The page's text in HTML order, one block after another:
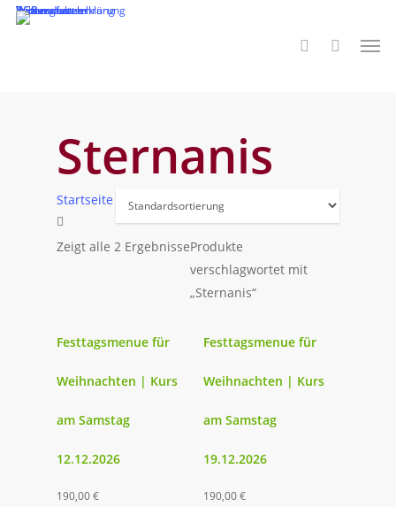
SkipDatenschutzerklärung
Impressum
AGB
Widerrufsbelehrung
Zahlungsarten
Versandarten
search
Sternanis
Zeigt alle 2 Ergebnisse
Startseite
Produkte
verschlagwortet mit
„Sternanis“
Festtagsmenue für
Weihnachten | Kurs
am Samstag
12.12.2026
190,00€
Festtagsmenue für
Weihnachten | Kurs
am Samstag
19.12.2026
190,00€